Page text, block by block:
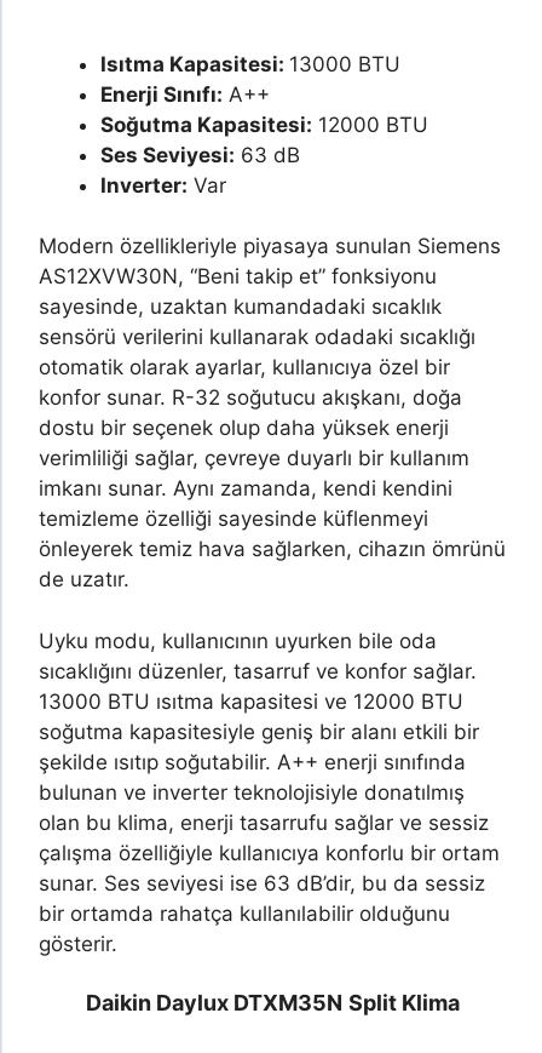
Isıtma Kapasitesi: 13000 BTU
Enerji Sınıfı: A++
Soğutma Kapasitesi: 12000 BTU
Ses Seviyesi: 63 dB
Inverter: Var
Modern özellikleriyle piyasaya sunulan Siemens
AS12XVW30N, “Beni takip et” fonksiyonu
sayesinde, uzaktan kumandadaki sıcaklık
sensörü verilerini kullanarak odadaki sıcaklığı
otomatik olarak ayarlar, kullanıcıya özel bir
konfor sunar. R-32 soğutucu akışkanı, doğa
dostu bir seçenek olup daha yüksek enerji
verimliliği sağlar, çevreye duyarlı bir kullanım
imkanı sunar. Aynı zamanda, kendi kendini
temizleme özelliği sayesinde küflenmeyi
önleyerek temiz hava sağlarken, cihazın ömrünü
de uzatır.
Uyku modu, kullanıcının uyurken bile oda
sıcaklığını düzenler, tasarruf ve konfor sağlar.
13000 BTU ısıtma kapasitesi ve 12000 BTU
soğutma kapasitesiyle geniş bir alanı etkili bir
şekilde ısıtıp soğutabilir. A++ enerji sınıfında
bulunan ve inverter teknolojisiyle donatılmış
olan bu klima, enerji tasarrufu sağlar ve sessiz
çalışma özelliğiyle kullanıcıya konforlu bir ortam
sunar. Ses seviyesi ise 63 dB’dir, bu da sessiz
bir ortamda rahatça kullanılabilir olduğunu
gösterir.
Daikin Daylux DTXM35N Split Klima